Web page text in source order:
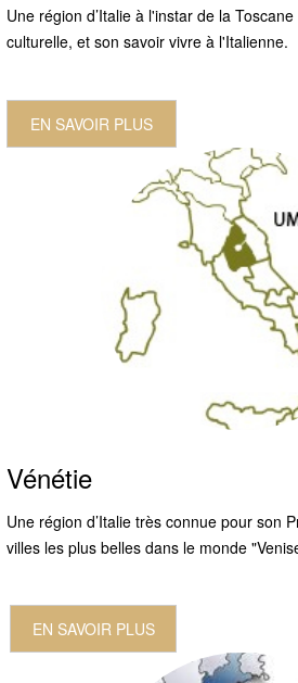
Une région d’Italie à l'instar de la
culturelle, et son savoir vivre à l'Italienne.
EN SAVOIR PLUS
Vénétie
Une région d’Italie très connue pour son
villes les plus belles dans le monde
EN SAVOIR PLUS